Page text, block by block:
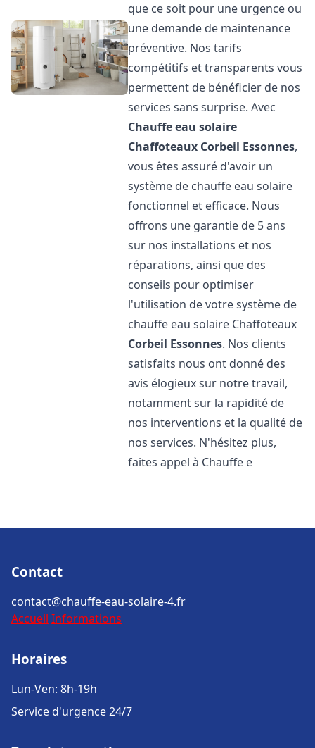
que ce soit pour une urgence ou
une demande de maintenance
préventive. Nos tarifs
compétitifs et transparents vous
permettent de bénéficier de nos
services sans surprise. Avec
Chauffe eau solaire
Chaffoteaux Corbeil Essonnes,
vous êtes assuré d'avoir un
système de chauffe eau solaire
fonctionnel et efficace. Nous
offrons une garantie de 5 ans
sur nos installations et nos
réparations, ainsi que des
conseils pour optimiser
l'utilisation de votre système de
chauffe eau solaire Chaffoteaux
Corbeil Essonnes. Nos clients
satisfaits nous ont donné des
avis élogieux sur notre travail,
notamment sur la rapidité de
nos interventions et la qualité de
nos services. N'hésitez plus,
faites appel à Chauffe e
Contact
contact@chauffe-eau-solaire-4.fr
Accueil Informations
Horaires
Lun-Ven: 8h-19h
Service d'urgence 24/7